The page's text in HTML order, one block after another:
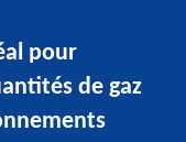
pour
de gaz